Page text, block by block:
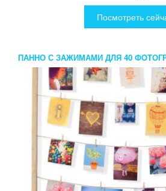
Посмотреть
ПАННО С ЗАЖИМАМИ ДЛЯ 40
ДЕРЕВО